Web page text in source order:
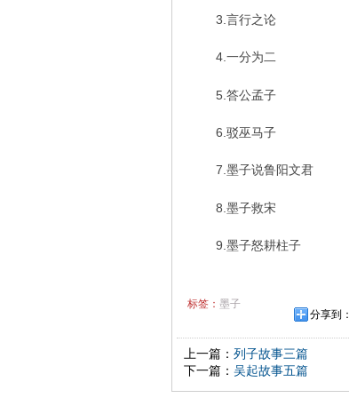
3.言行之论
4.一分为二
5.答公孟子
6.驳巫马子
7.墨子说鲁阳文君
8.墨子救宋
9.墨子怒耕柱子
标签： 墨子
分享到：
上一篇： 列子故事三篇
下一篇： 吴起故事五篇